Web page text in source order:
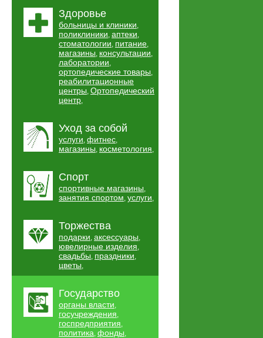
Здоровье
больницы и клиники,
поликлиники, аптеки,
стоматологии, питание,
магазины, консультации,
лаборатории,
ортопедические товары,
реабилитационные
центры, Ортопедический
центр,
Уход за собой
услуги, фитнес,
магазины, косметология,
Спорт
спортивные магазины,
занятия спортом, услуги,
Торжества
подарки, аксессуары,
ювелирные изделия,
свадьбы, праздники,
цветы,
Государство
органы власти,
госучреждения,
госпредприятия,
политика, фонды,